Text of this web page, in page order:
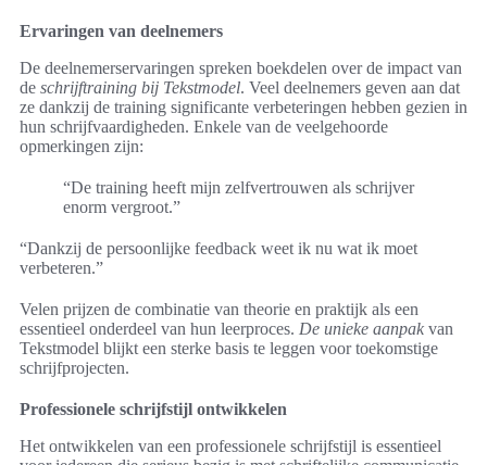
Ervaringen van deelnemers
De deelnemerservaringen spreken boekdelen over de impact van
de schrijftraining bij Tekstmodel. Veel deelnemers geven aan dat
ze dankzij de training significante verbeteringen hebben gezien in
hun schrijfvaardigheden. Enkele van de veelgehoorde
opmerkingen zijn:
“De training heeft mijn zelfvertrouwen als schrijver
enorm vergroot.”
“Dankzij de persoonlijke feedback weet ik nu wat ik moet
verbeteren.”
Velen prijzen de combinatie van theorie en praktijk als een
essentieel onderdeel van hun leerproces. De unieke aanpak van
Tekstmodel blijkt een sterke basis te leggen voor toekomstige
schrijfprojecten.
Professionele schrijfstijl ontwikkelen
Het ontwikkelen van een professionele schrijfstijl is essentieel